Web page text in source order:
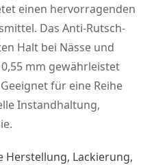
einen hervorragenden
Das Anti-Rutsch-
Halt bei Nässe und
mm gewährleistet
für eine Reihe
Instandhaltung,
Herstellung, Lackierung,